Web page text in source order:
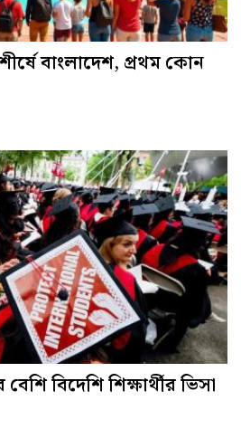
বাংলাদেশ, প্রথম কোন
বেশি বিদেশি শিক্ষার্থীর ভিসা